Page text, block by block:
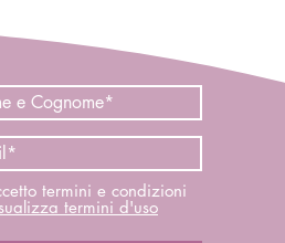
termini e condizioni
termini d'uso